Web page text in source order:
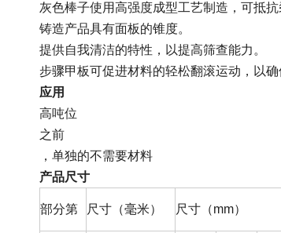
灰色棒子使用高强度成型工艺制造，可抵
铸造产品具有面板的锥度。
提供自我清洁的特性，以提高筛查能力。
步骤甲板可促进材料的轻松翻滚运动，以
应用
高吨位
之前
，单独的不需要材料
产品尺寸
部分第 尺寸（毫米） 尺寸（mm）